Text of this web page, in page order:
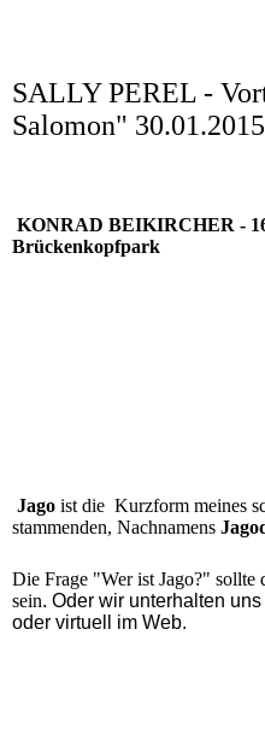
SALLY PEREL -
Salomon"
KONRAD BEIKIRCHER -
Brückenkopfpark
Jago ist die Kurzform meines
stammenden, Nachnamens
Die Frage "Wer ist Jago?" sollte
sein. Oder wir unterhalten
oder virtuell im Web.